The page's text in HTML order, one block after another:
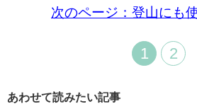
次のページ：登山にも
1 2
あわせて読みたい記事